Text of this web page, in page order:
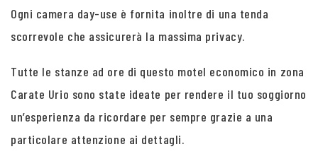
Ogni camera day-use è fornita inoltre di una tenda
scorrevole che assicurerà la massima privacy.
Tutte le stanze ad ore di questo motel economico in zona
Carate Urio sono state ideate per rendere il tuo soggiorno
un’esperienza da ricordare per sempre grazie a una
particolare attenzione ai dettagli.